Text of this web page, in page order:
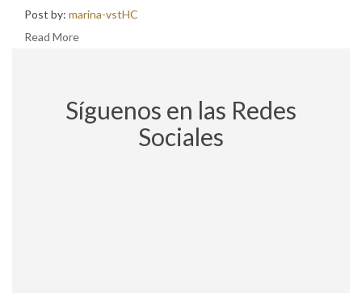
Post by: marina-vstHC
Read More
Síguenos en las Redes
Sociales